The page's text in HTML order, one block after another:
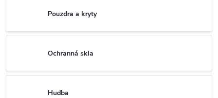
Pouzdra a kryty
Ochranná skla
Hudba